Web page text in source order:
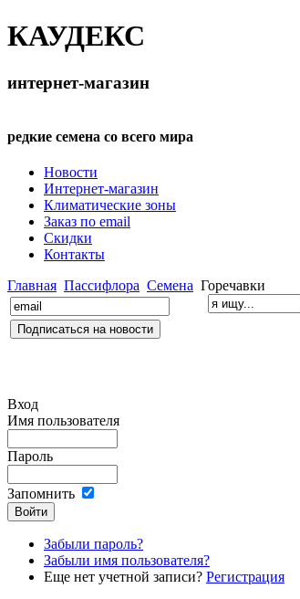
КАУДЕКС
интернет-магазин
редкие семена со всего мира
Новости
Интернет-магазин
Климатические зоны
Заказ по email
Скидки
Контакты
Главная Пассифлора Семена Горечавки
Вход
Имя пользователя
Пароль
Запомнить
Забыли пароль?
Забыли имя пользователя?
Еще нет учетной записи? Регистрация